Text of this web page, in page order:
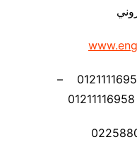
موبايل: 01211116954 – 01211116955 –